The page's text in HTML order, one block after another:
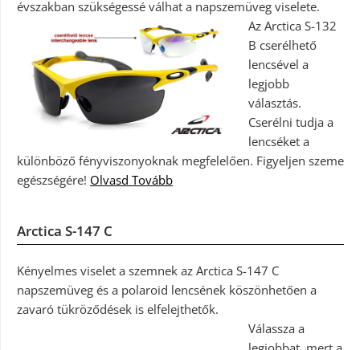
évszakban szükségessé válhat a napszemüveg viselete.
Az Arctica S-132
B cserélhető
lencsével a
legjobb
választás.
Cserélni tudja a
lencséket a
különböző fényviszonyoknak megfelelően. Figyeljen szeme
egészségére! Olvasd Tovább
Arctica S-147 C
Kényelmes viselet a szemnek az Arctica S-147 C
napszemüveg és a polaroid lencsének köszönhetően a
zavaró tükröződések is elfelejthetők.
Válassza a